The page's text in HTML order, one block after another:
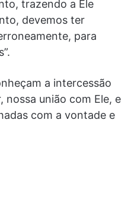
trazendo a Ele
devemos ter
para
a intercessão
nossa união com Ele, e
com a vontade e